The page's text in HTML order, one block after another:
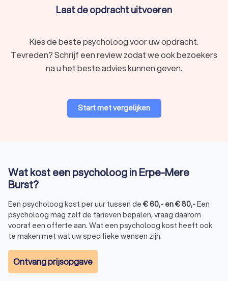
match en neem de eerste stap richting een gezonder,
Laat de opdracht uitvoeren
Kies de beste psycholoog voor uw opdracht.
Tevreden? Schrijf een review zodat we ook bezoekers
na u het beste advies kunnen geven.
Start met vergelijken
Wat kost een psycholoog in Erpe-Mere
Burst?
Een psycholoog kost per uur tussen de €60,- en€80,-Een
psycholoog mag zelf de tarieven bepalen, vraag daarom
vooraf een offerte aan. Wat een psycholoog kost heeft ook
te maken met wat uw specifieke wensen zijn.
Ontvang prijsopgave